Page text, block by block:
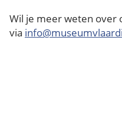
Wil je meer weten over
via